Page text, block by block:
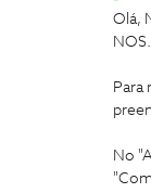
Olá,
Para
No